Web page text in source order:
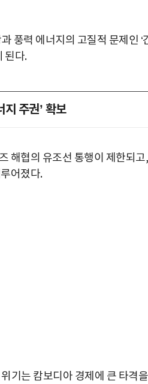
풍력 에너지의 고질적 문제인
된다.
주권’ 확보
해협의 유조선 통행이 제한되
어졌다.
기는 캄보디아 경제에 큰 타격